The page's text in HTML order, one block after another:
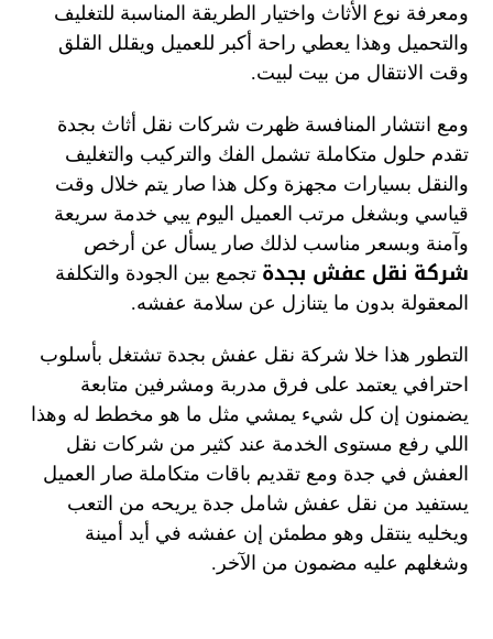
ومعرفة نوع الأثاث واختيار الطريقة المناسبة للتغليف
والتحميل وهذا يعطي راحة أكبر للعميل ويقلل القلق
وقت الانتقال من بيت لبيت.
ومع انتشار المنافسة ظهرت شركات نقل أثاث بجدة
تقدم حلول متكاملة تشمل الفك والتركيب والتغليف
والنقل بسيارات مجهزة وكل هذا صار يتم خلال وقت
قياسي وبشغل مرتب العميل اليوم يبي خدمة سريعة
وآمنة وبسعر مناسب لذلك صار يسأل عن أرخص
شركة نقل عفش بجدة تجمع بين الجودة والتكلفة
المعقولة بدون ما يتنازل عن سلامة عفشه.
التطور هذا خلا شركة نقل عفش بجدة تشتغل بأسلوب
احترافي يعتمد على فرق مدربة ومشرفين متابعة
يضمنون إن كل شيء يمشي مثل ما هو مخطط له وهذا
اللي رفع مستوى الخدمة عند كثير من شركات نقل
العفش في جدة ومع تقديم باقات متكاملة صار العميل
يستفيد من نقل عفش شامل جدة يريحه من التعب
ويخليه ينتقل وهو مطمئن إن عفشه في أيد أمينة
وشغلهم عليه مضمون من الآخر.